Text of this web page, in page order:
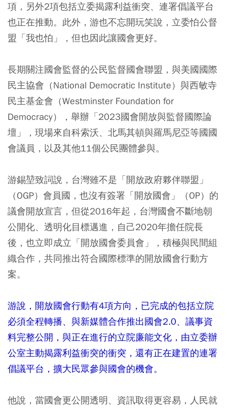
項，另外2項包括立委揭露利益衝突、連署倡議平台
也正在推動。此外，游也不忘開玩笑說，立委怕公督
盟「我也怕」，但也因此讓國會更好。
長期關注國會監督的公民監督國會聯盟，與美國國際
民主協會（National Democratic Institute）與西敏寺
民主基金會（Westminster Foundation for
Democracy），舉辦「2023國會開放與監督國際論
壇」，現場來自科索沃、北馬其頓與羅馬尼亞等國國
會議員，以及其他11個公民團體參與。
游錫堃致詞說，台灣雖不是「開放政府夥伴聯盟」
（OGP）會員國，也沒有簽署「開放國會」（OP）的
議會開放宣言，但從2016年起，台灣國會不斷地朝
公開化、透明化目標邁進，自己2020年擔任院長
後，也立即成立「開放國會委員會」，積極與民間組
織合作，共同推出符合國際標準的開放國會行動方
案。
游說，開放國會行動有4項方向，已完成的包括立院
必須全程轉播、與新媒體合作推出國會2.0、議事資
料完整公開，與正在進行的立院廉能文化，由立委辦
公室主動揭露利益衝突的衝突，還有正在建置的連署
倡議平台，擴大民眾參與國會的機會。
他說，當國會更公開透明、資訊取得更容易，人民就